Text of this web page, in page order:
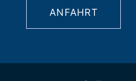
ANFAHRT